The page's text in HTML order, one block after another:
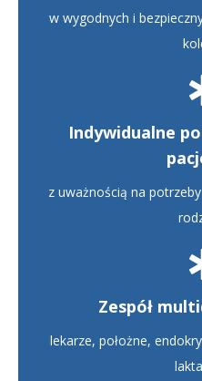
w wygodnych i
Indywidualne
z uważnością na
Zespół
lekarze, położne,